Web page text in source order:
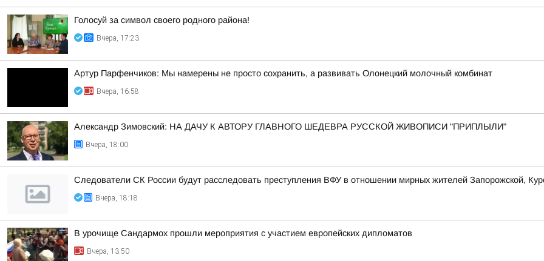
Голосуй за символ своего родного района!
Вчера, 17:23
Артур Парфенчиков: Мы намерены не просто сохранить, а развивать Олонецкий молочный комбинат
Вчера, 16:58
Александр Зимовский: НА ДАЧУ К АВТОРУ ГЛАВНОГО ШЕДЕВРА РУССКОЙ ЖИВОПИСИ "ПРИПЛЫЛИ"
Вчера, 18:00
Следователи СК России будут расследовать преступления ВФУ в отношении мирных жителей Запорожской,
Вчера, 18:18
В урочище Сандармох прошли мероприятия с участием европейских дипломатов
Вчера, 13:50